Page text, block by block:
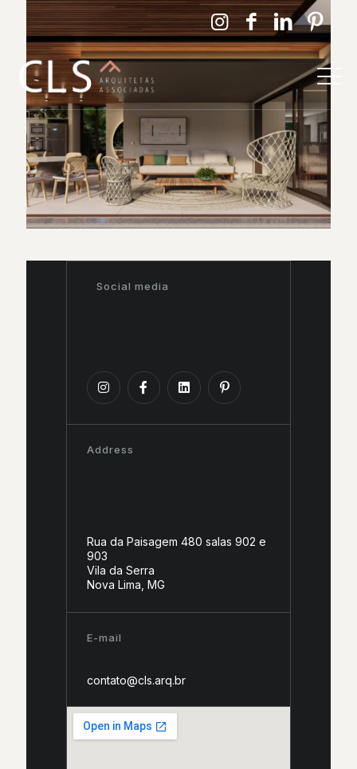
Social media
Address
Rua da Paisagem 480 salas 902 e
903
Vila da Serra
Nova Lima, MG
E-mail
contato@cls.arq.br